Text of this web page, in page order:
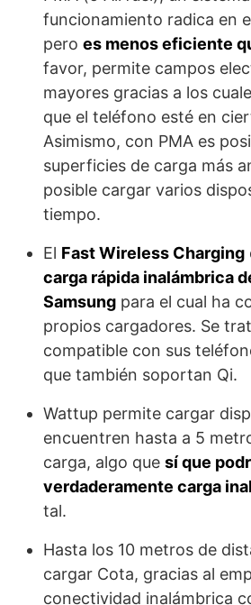
funcionamiento radica en
pero es menos eficiente
favor, permite campos
mayores gracias a los
que el teléfono esté en
Asimismo, con PMA es
superficies de carga más
posible cargar varios
tiempo.
El Fast Wireless Charging
carga rápida inalámbrica
Samsung para el cual ha
propios cargadores. Se
compatible con sus
que también soportan Qi.
Wattup permite cargar
encuentren hasta a 5
carga, algo que sí que
verdaderamente carga
tal.
Hasta los 10 metros de
cargar Cota, gracias al
conectividad inalámbrica